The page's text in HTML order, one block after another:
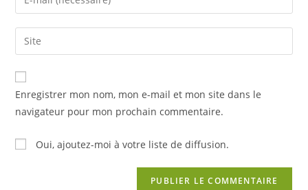
comment
your
email
address
comment
Saisir
l’URL
de
votre
(facultatif)
Enregistrer mon nom, mon e-mail et mon site dans le
navigateur pour mon prochain commentaire.
Oui, ajoutez-moi à votre liste de diffusion.